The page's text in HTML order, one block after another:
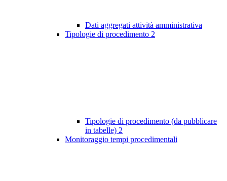
Dati aggregati attività amministrativa
Tipologie di procedimento 2
Tipologie di procedimento (da pubblicare
in tabelle) 2
Monitoraggio tempi procedimentali